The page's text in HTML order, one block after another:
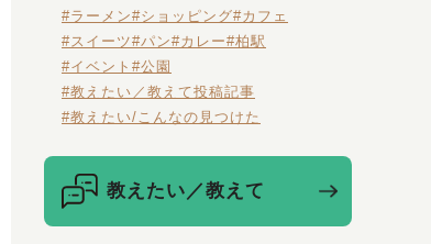
#ラーメン#ショッピング#カフェ
#スイーツ#パン#カレー#柏駅
#イベント #公園
#教えたい／教えて投稿記事
#教えたい/こんなの見つけた
教えたい／教えて